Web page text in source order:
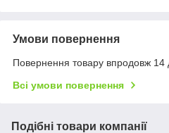
Умови повернення
Повернення товару впродовж 14
Всі умови повернення
Подібні товари компанії